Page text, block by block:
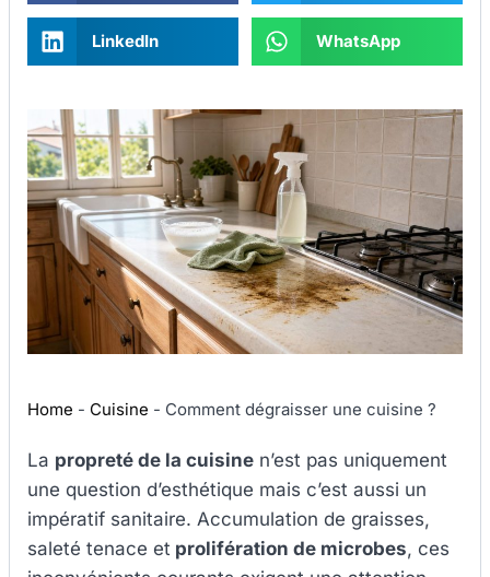
LinkedIn WhatsApp
Home - Cuisine - Comment dégraisser une cuisine ?
La propreté de la cuisine n’est pas uniquement
une question d’esthétique mais c’est aussi un
impératif sanitaire. Accumulation de graisses,
saleté tenace et prolifération de microbes, ces